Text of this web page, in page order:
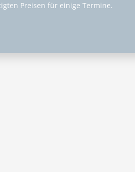
Preisen für einige Termine.